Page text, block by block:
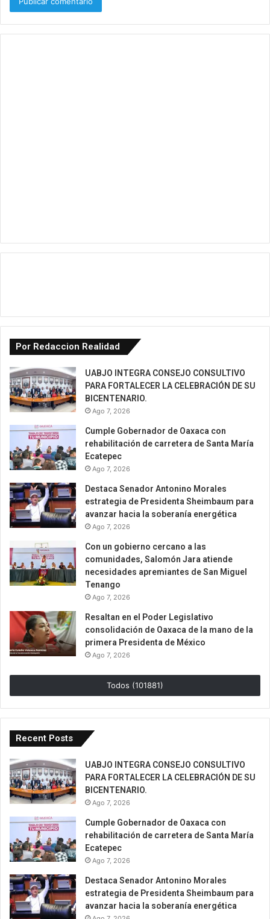
Por Redaccion Realidad
UABJO INTEGRA CONSEJO CONSULTIVO
PARA FORTALECER LA CELEBRACIÓN DE SU
BICENTENARIO.
Ago 7, 2026
Cumple Gobernador de Oaxaca con
rehabilitación de carretera de Santa María
Ecatepec
Ago 7, 2026
Destaca Senador Antonino Morales
estrategia de Presidenta Sheimbaum para
avanzar hacia la soberanía energética
Ago 7, 2026
Con un gobierno cercano a las
comunidades, Salomón Jara atiende
necesidades apremiantes de San Miguel
Tenango
Ago 7, 2026
Resaltan en el Poder Legislativo
consolidación de Oaxaca de la mano de la
primera Presidenta de México
Ago 7, 2026
Todos (101881)
Recent Posts
UABJO INTEGRA CONSEJO CONSULTIVO
PARA FORTALECER LA CELEBRACIÓN DE SU
BICENTENARIO.
Ago 7, 2026
Cumple Gobernador de Oaxaca con
rehabilitación de carretera de Santa María
Ecatepec
Ago 7, 2026
Destaca Senador Antonino Morales
estrategia de Presidenta Sheimbaum para
avanzar hacia la soberanía energética